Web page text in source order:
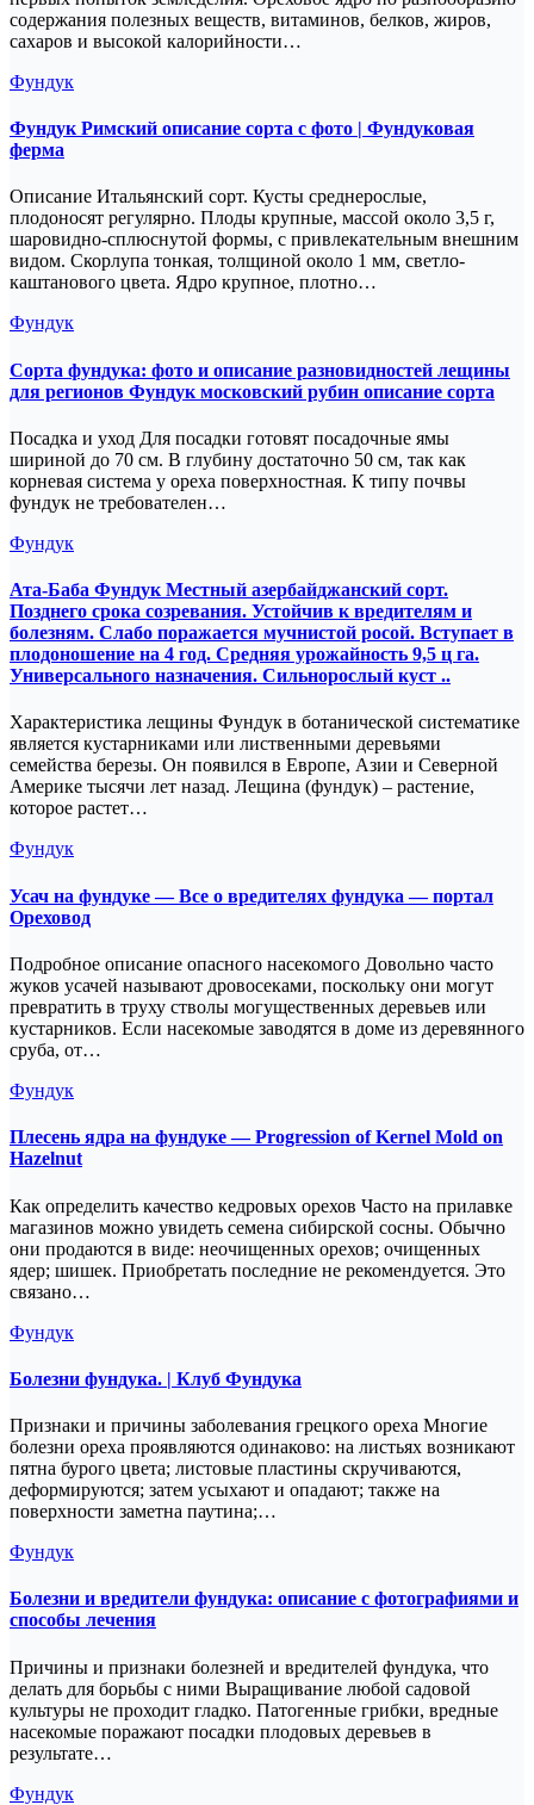
содержания полезных веществ, витаминов, белков, жиров,
сахаров и высокой кало­рийности…
Фундук
Фундук Римский описание сорта с фото | Фундуковая
ферма
Описание Итальянский сорт. Кусты среднерослые,
плодоносят регулярно. Плоды крупные, массой около 3,5 г,
шаровидно-сплюснутой формы, с привлекательным внешним
видом. Скорлупа тонкая, толщиной около 1 мм, светло-
каштанового цвета. Ядро крупное, плотно…
Фундук
Сорта фундука: фото и описание разновидностей лещины
для регионов Фундук московский рубин описание сорта
Посадка и уход Для посадки готовят посадочные ямы
шириной до 70 см. В глубину достаточно 50 см, так как
корневая система у ореха поверхностная. К типу почвы
фундук не требователен…
Фундук
Ата-Баба Фундук Местный азербайджанский сорт.
Позднего срока созревания. Устойчив к вредителям и
болезням. Слабо поражается мучнистой росой. Вступает в
плодоношение на 4 год. Средняя урожайность 9,5 ц га.
Универсального назначения. Сильнорослый куст ..
Характеристика лещины Фундук в ботанической систематике
является кустарниками или лиственными деревьями
семейства березы. Он появился в Европе, Азии и Северной
Америке тысячи лет назад. Лещина (фундук) – растение,
которое растет…
Фундук
Усач на фундуке — Все о вредителях фундука — портал
Ореховод
Подробное описание опасного насекомого Довольно часто
жуков усачей называют дровосеками, поскольку они могут
превратить в труху стволы могущественных деревьев или
кустарников. Если насекомые заводятся в доме из деревянного
сруба, от…
Фундук
Плесень ядра на фундуке — Progression of Kernel Mold on
Hazelnut
Как определить качество кедровых орехов Часто на прилавке
магазинов можно увидеть семена сибирской сосны. Обычно
они продаются в виде: неочищенных орехов; очищенных
ядер; шишек. Приобретать последние не рекомендуется. Это
связано…
Фундук
Болезни фундука. | Клуб Фундука
Признаки и причины заболевания грецкого ореха Многие
болезни ореха проявляются одинаково: на листьях возникают
пятна бурого цвета; листовые пластины скручиваются,
деформируются; затем усыхают и опадают; также на
поверхности заметна паутина;…
Фундук
Болезни и вредители фундука: описание с фотографиями и
способы лечения
Причины и признаки болезней и вредителей фундука, что
делать для борьбы с ними Выращивание любой садовой
культуры не проходит гладко. Патогенные грибки, вредные
насекомые поражают посадки плодовых деревьев в
результате…
Фундук